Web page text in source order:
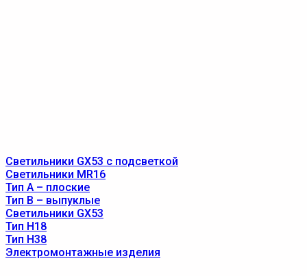
Светильники GX53 с подсветкой
Светильники MR16
Тип A – плоские
Тип B – выпуклые
Светильники GX53
Тип Н18
Тип Н38
Электромонтажные изделия